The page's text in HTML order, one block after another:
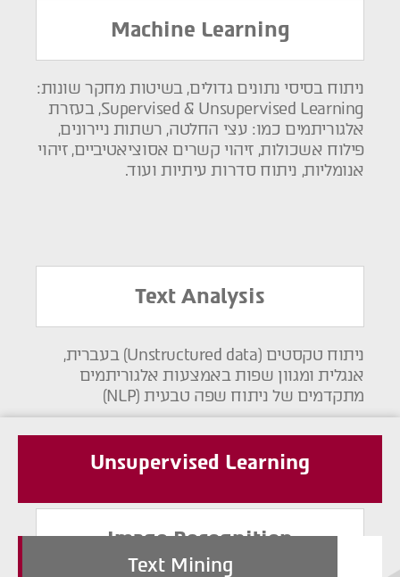
Machine Learning
ניתוח בסיסי נתונים גדולים, בשיטות מחקר שונות:
Supervised & Unsupervised Learning, בעזרת
אלגוריתמים כמו: עצי החלטה, רשתות ניירונים,
פילוח אשכולות, זיהוי קשרים אסוציאטיביים, זיהוי
אנומליות, ניתוח סדרות עיתיות ועוד.
Text Analysis
ניתוח טקסטים (Unstructured data) בעברית,
אנגלית ומגוון שפות באמצעות אלגוריתמים
מתקדמים של ניתוח שפה טבעית (NLP)
Image Recognition
Unsupervised Learning
Text Mining